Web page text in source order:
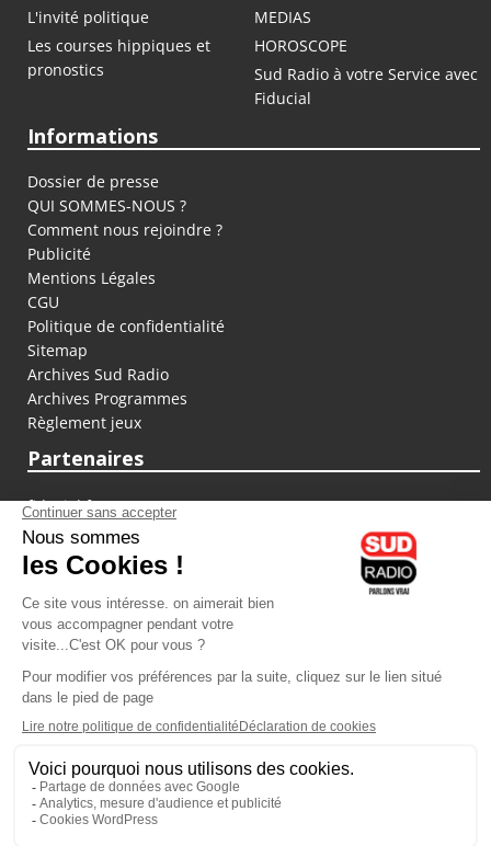
L'invité politique
MEDIAS
Les courses hippiques et
pronostics
HOROSCOPE
Sud Radio à votre Service avec
Fiducial
Informations
Dossier de presse
QUI SOMMES-NOUS ?
Comment nous rejoindre ?
Publicité
Mentions Légales
CGU
Politique de confidentialité
Sitemap
Archives Sud Radio
Archives Programmes
Règlement jeux
Partenaires
fiducial.fr
lyoncapitale.fr
olympique-et-lyonnais.com
L'application Iphone / Android
Téléchargez l'application
Les cookies
Gestion des cookies
Crédit photos : ©Sud Radio / Pierre Olivier